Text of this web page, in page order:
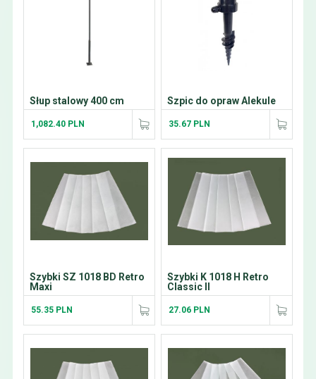
Słup stalowy 400 cm
1,082.40 PLN
Szpic do opraw Alekule
35.67 PLN
Szybki SZ 1018 BD Retro
Maxi
55.35 PLN
Szybki K 1018 H Retro
Classic II
27.06 PLN